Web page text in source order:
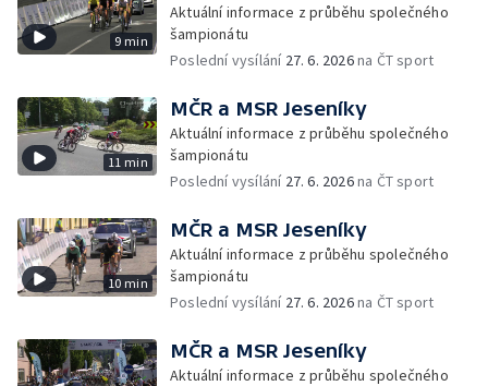
9 min
Aktuální informace z průběhu společného
šampionátu
Poslední vysílání 27. 6. 2026na ČT sport
11 min
MČR a MSR Jeseníky
Aktuální informace z průběhu společného
šampionátu
Poslední vysílání 27. 6. 2026na ČT sport
10 min
MČR a MSR Jeseníky
Aktuální informace z průběhu společného
šampionátu
Poslední vysílání 27. 6. 2026na ČT sport
MČR a MSR Jeseníky
Aktuální informace z průběhu společného